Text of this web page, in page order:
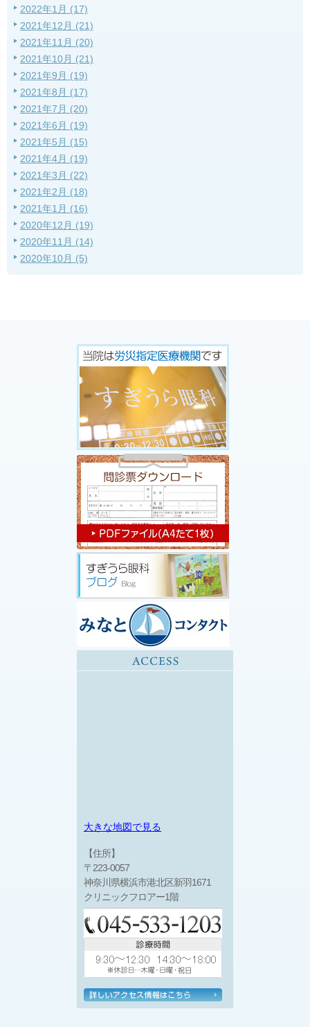
2022年1月 (17)
2021年12月 (21)
2021年11月 (20)
2021年10月 (21)
2021年9月 (19)
2021年8月 (17)
2021年7月 (20)
2021年6月 (19)
2021年5月 (15)
2021年4月 (19)
2021年3月 (22)
2021年2月 (18)
2021年1月 (16)
2020年12月 (19)
2020年11月 (14)
2020年10月 (5)
大きな地図で見る
【住所】
〒223-0057
神奈川県横浜市港北区新羽1671
クリニックフロアー1階